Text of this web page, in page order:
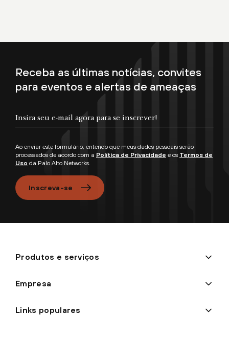
Receba as últimas notícias, convites
para eventos e alertas de ameaças
Ao enviar este formulário, entendo que meus dados pessoais serão
processados de acordo com a Política de Privacidade e os Termos de
Uso da Palo Alto Networks.
Inscreva-se
Produtos e serviços
Empresa
Links populares